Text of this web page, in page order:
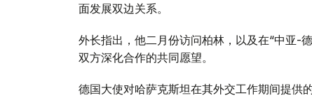
面发展双边关系。
外长指出，他二月份访问柏林，以及在“中亚-
双方深化合作的共同愿望。
德国大使对哈萨克斯坦在其外交工作期间提供